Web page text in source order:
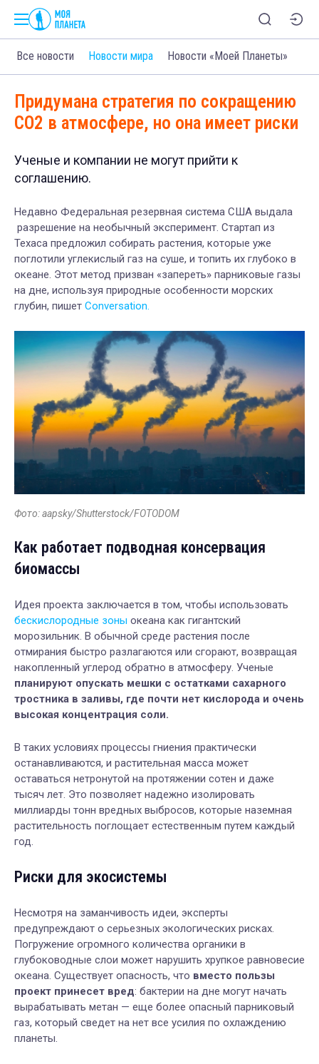
Все новости Новости мира Новости «Моей Планеты»
Придумана стратегия по сокращению
CO2 в атмосфере, но она имеет риски
Ученые и компании не могут прийти к
соглашению.
Недавно Федеральная резервная система США выдала
разрешение на необычный эксперимент. Стартап из
Техаса предложил собирать растения, которые уже
поглотили углекислый газ на суше, и топить их глубоко в
океане. Этот метод призван «запереть» парниковые газы
на дне, используя природные особенности морских
глубин, пишет Conversation.
Фото: aapsky/Shutterstock/FOTODOM
Как работает подводная консервация
биомассы
Идея проекта заключается в том, чтобы использовать
бескислородные зоны океана как гигантский
морозильник. В обычной среде растения после
отмирания быстро разлагаются или сгорают, возвращая
накопленный углерод обратно в атмосферу. Ученые
планируют опускать мешки с остатками сахарного
тростника в заливы, где почти нет кислорода и очень
высокая концентрация соли.
В таких условиях процессы гниения практически
останавливаются, и растительная масса может
оставаться нетронутой на протяжении сотен и даже
тысяч лет. Это позволяет надежно изолировать
миллиарды тонн вредных выбросов, которые наземная
растительность поглощает естественным путем каждый
год.
Риски для экосистемы
Несмотря на заманчивость идеи, эксперты
предупреждают о серьезных экологических рисках.
Погружение огромного количества органики в
глубоководные слои может нарушить хрупкое равновесие
океана. Существует опасность, что вместо пользы
проект принесет вред: бактерии на дне могут начать
вырабатывать метан — еще более опасный парниковый
газ, который сведет на нет все усилия по охлаждению
планеты.